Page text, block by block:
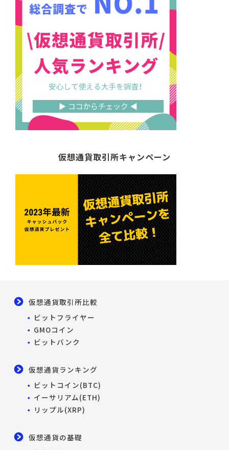
仮想通貨取引所キャンペーン
仮想通貨取引所比較
ビットフライヤー
GMOコイン
ビットバンク
仮想通貨ランキング
ビットコイン(BTC)
イーサリアム(ETH)
リップル(XRP)
仮想通貨の基礎